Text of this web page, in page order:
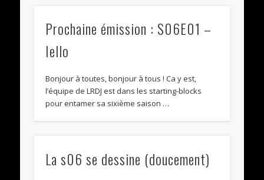
Prochaine émission : S06E01 –
Iello
Bonjour à toutes, bonjour à tous ! Ca y est,
l’équipe de LRDJ est dans les starting-blocks
pour entamer sa sixième saison …
La s06 se dessine (doucement)